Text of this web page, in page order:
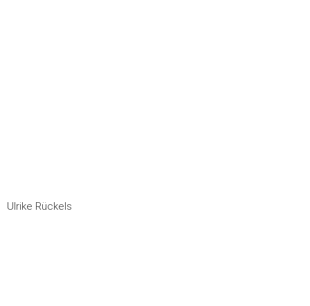
Ulrike Rückels